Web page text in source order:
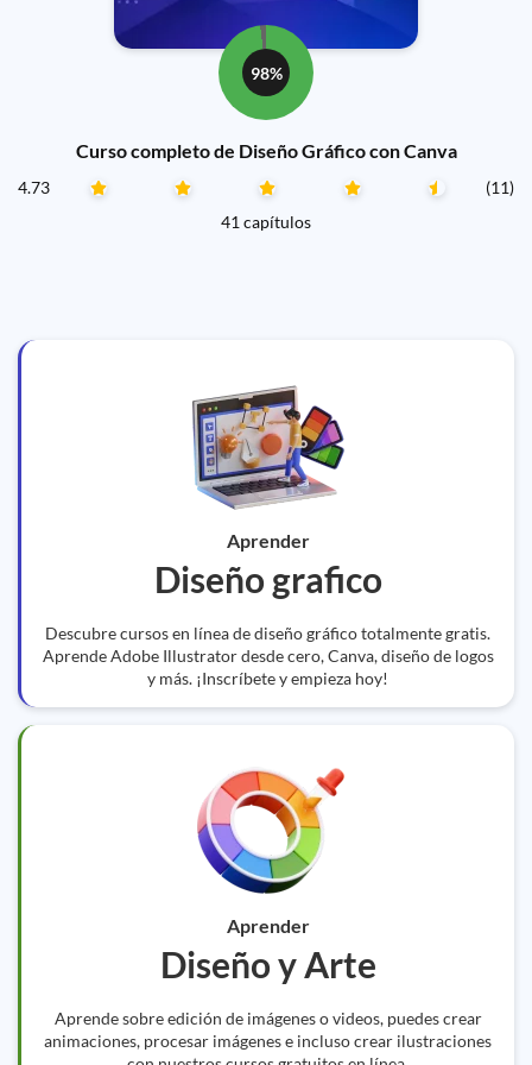
98%
Curso completo de Diseño Gráfico con Canva
4.73
(11)
41 capítulos
Aprender
Diseño grafico
Descubre cursos en línea de diseño gráfico totalmente gratis.
Aprende Adobe Illustrator desde cero, Canva, diseño de logos
y más. ¡Inscríbete y empieza hoy!
Aprender
Diseño y Arte
Aprende sobre edición de imágenes o videos, puedes crear
animaciones, procesar imágenes e incluso crear ilustraciones